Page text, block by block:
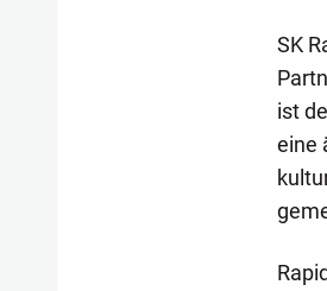
SK
ist
eine